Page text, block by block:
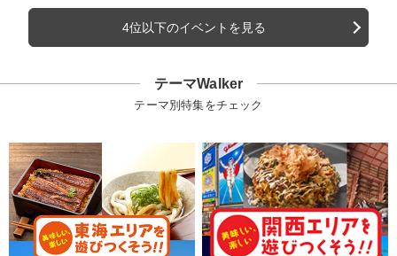
4位以下のイベントを見る
テーマWalker
テーマ別特集をチェック